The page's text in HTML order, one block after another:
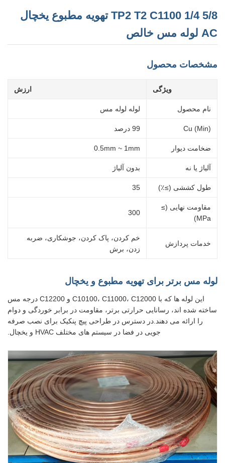
TP2 T2 C1100 1/4 5/8 تهویه مطبوع یخچال
AC لوله مس خالص
مشخصات محصول
ویژگی ارزش
نام محصول لوله لوله مس
Cu (Min) 99 درصد
ضخامت دیوار 0.5mm ~ 1mm
آلیاژ یا نه بدون آلیاژ
طول کششی (≥٪) 35
مقاومت نهایی (≥
MPa)
300
خدمات پردازش
خم کردن، پاک کردن، جوشکاری، ضربه
زدن، برش
لوله مس برتر برای تهویه مطبوع و یخچال
این لوله ها که با C10100، C11000، C12000 و C12200 درجه مس
ساخته شده اند، رسانایی حرارتی برتر، مقاومت در برابر خوردگی و دوام
را ارائه می دهند.در دسترس در طراحی پیچ پنکیک برای نصب صرفه
جویی در فضا در سیستم های مختلف HVAC و یخچال.